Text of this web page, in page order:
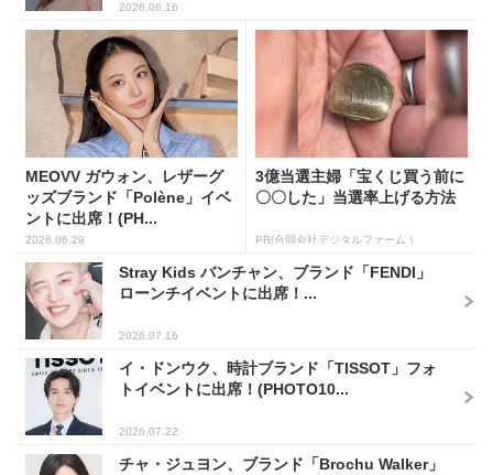
2026.06.16
MEOVV ガウォン、レザーグ
ッズブランド「Polène」イベ
ントに出席！(PH...
2026.06.29
3億当選主婦「宝くじ買う前に
〇〇した」当選率上げる方法
PR(合同会社デジタルファーム )
Stray Kids バンチャン、ブランド「FENDI」
ローンチイベントに出席！...
2026.07.16
イ・ドンウク、時計ブランド「TISSOT」フォ
トイベントに出席！(PHOTO10...
2026.07.22
チャ・ジュヨン、ブランド「Brochu Walker」